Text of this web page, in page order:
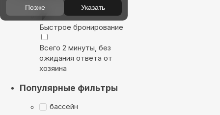
Быстрое бронирование
Всего 2 минуты, без
ожидания ответа от
хозяина
Популярные фильтры
бассейн
Позже Указать